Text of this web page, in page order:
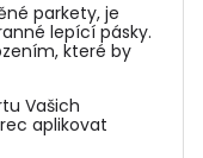
parkety, je
lepící pásky.
které by
Vašich
aplikovat